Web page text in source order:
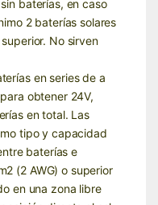
baterías, en caso
2baterías solares
. No sirven
en series de a
obtener 24V,
en total. Las
tipo y capacidad
baterías e
(2 AWG) o superior
en una zona libre